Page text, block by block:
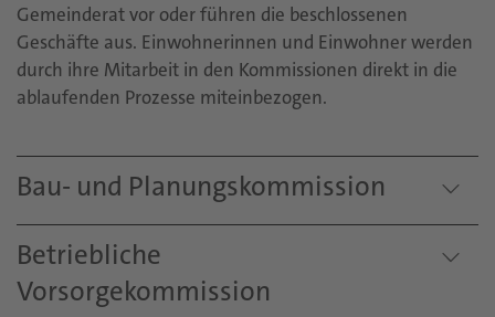
Gemeinderat vor oder führen die beschlossenen
Geschäfte aus. Einwohnerinnen und Einwohner werden
durch ihre Mitarbeit in den Kommissionen direkt in die
ablaufenden Prozesse miteinbezogen.
Bau- und Planungskommission
Betriebliche
Vorsorgekommission